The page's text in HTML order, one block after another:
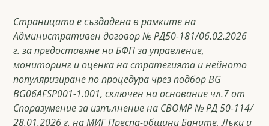
Страницата е създадена в рамките на
Административен договор № РД50-181/06.02.2026
г. за предоставяне на БФП за управление,
мониторинг и оценка на стратегията и нейното
популяризиране по процедура чрез подбор BG
BG06AFSP001-1.001, сключен на основание чл.7 от
Споразумение за изпълнение на СВОМР № РД 50-114/
28.01.2026 г. на МИГ Преспа-общини Баните, Лъки и